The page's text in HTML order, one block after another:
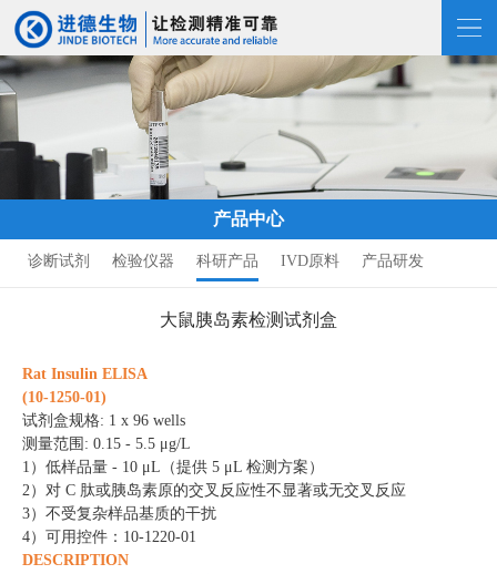
产品中心
诊断试剂 检验仪器 科研产品 IVD原料 产品研发
大鼠胰岛素检测试剂盒
Rat Insulin ELISA
(10-1250-01)
试剂盒规格: 1 x 96 wells
测量范围 : 0.15 - 5.5 μg/L
1） 低样品量 - 10 μL（提供 5 μL 检测方案）
2） 对 C 肽或胰岛素原的交叉反应性不显著或无交叉反应
3） 不受复杂样品基质的干扰
4） 可用控件：10-1220-01
DESCRIPTION